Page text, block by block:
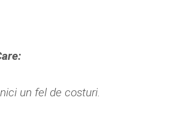
un fel de costuri.